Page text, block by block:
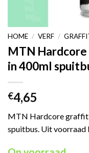
HOME / VERF /
MTN Hardcore
in 400ml
€4,65
MTN Hardcore
spuitbus. Uit voorraad